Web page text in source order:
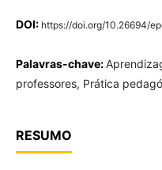
DOI: https://doi.org/10.26694/
Palavras-chave:
professores, Prática
RESUMO